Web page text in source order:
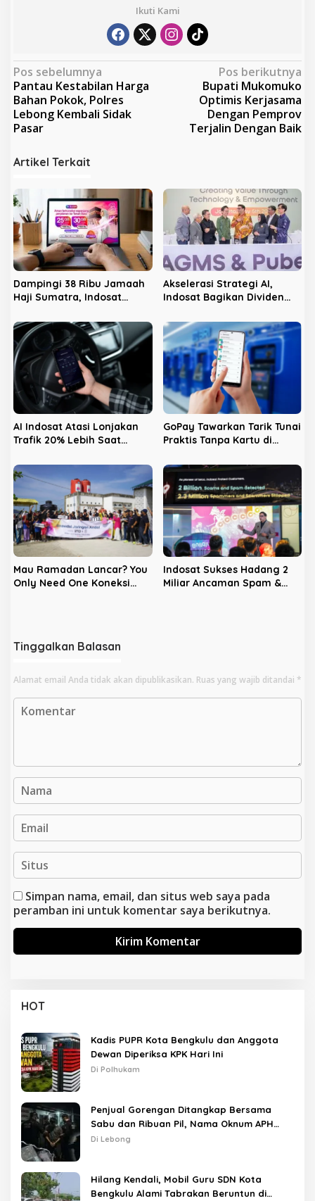
Ikuti Kami
N
a
v
i
g
a
s
i
p
o
s
Pos sebelumnya
Pantau Kestabilan Harga
Bahan Pokok, Polres
Lebong Kembali Sidak
Pasar
Pos berikutnya
Bupati Mukomuko
Optimis Kerjasama
Dengan Pemprov
Terjalin Dengan Baik
Artikel Terkait
Dampingi 38 Ribu Jamaah
Haji Sumatra, Indosat
Enam Embarkasi Utama
Akselerasi Strategi AI,
Indosat Bagikan Dividen
Pemegang Saham
AI Indosat Atasi Lonjakan
Trafik 20% Lebih Saat
Buktikan Jaringan Tangguh
GoPay Tawarkan Tarik Tunai
Praktis Tanpa Kartu di
bjb
Mau Ramadan Lancar? You
Only Need One Koneksi
Indosat Sukses Hadang 2
Miliar Ancaman Spam &
Tinggalkan Balasan
Alamat email Anda tidak akan dipublikasikan. Ruas yang wajib ditandai *
Simpan nama, email, dan situs web saya pada
peramban ini untuk komentar saya berikutnya.
HOT
Kadis PUPR Kota Bengkulu dan Anggota
Dewan Diperiksa KPK Hari Ini
Di Polhukam
Penjual Gorengan Ditangkap Bersama
Sabu dan Ribuan Pil, Nama Oknum APH
Disebut Saat Interogasi
Di Lebong
Hilang Kendali, Mobil Guru SDN Kota
Bengkulu Alami Tabrakan Beruntun di